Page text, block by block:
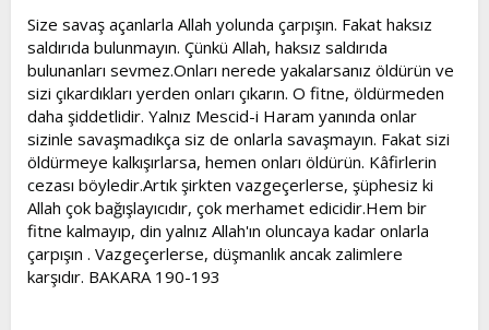
l
a
t
a
n
a
i
h
i
Size savaş açanlarla Allah yolunda çarpışın. Fakat haksız
saldırıda bulunmayın. Çünkü Allah, haksız saldırıda
bulunanları sevmez.Onları nerede yakalarsanız öldürün ve
sizi çıkardıkları yerden onları çıkarın. O fitne, öldürmeden
daha şiddetlidir. Yalnız Mescid-i Haram yanında onlar
sizinle savaşmadıkça siz de onlarla savaşmayın. Fakat sizi
öldürmeye kalkışırlarsa, hemen onları öldürün. Kâfirlerin
cezası böyledir.Artık şirkten vazgeçerlerse, şüphesiz ki
Allah çok bağışlayıcıdır, çok merhamet edicidir.Hem bir
fitne kalmayıp, din yalnız Allah'ın oluncaya kadar onlarla
çarpışın . Vazgeçerlerse, düşmanlık ancak zalimlere
karşıdır. BAKARA 190-193